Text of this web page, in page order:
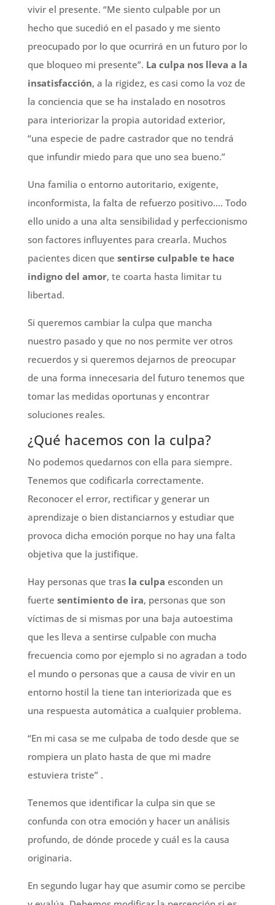
vivir el presente. “Me siento culpable por un
hecho que sucedió en el pasado y me siento
preocupado por lo que ocurrirá en un futuro por lo
que bloqueo mi presente”. La culpa nos lleva a la
insatisfacción, a la rigidez, es casi como la voz de
la conciencia que se ha instalado en nosotros
para interiorizar la propia autoridad exterior,
“una especie de padre castrador que no tendrá
que infundir miedo para que uno sea bueno.”
Una familia o entorno autoritario, exigente,
inconformista, la falta de refuerzo positivo.… Todo
ello unido a una alta sensibilidad y perfeccionismo
son factores influyentes para crearla. Muchos
pacientes dicen que sentirse culpable te hace
indigno del amor, te coarta hasta limitar tu
libertad.
Si queremos cambiar la culpa que mancha
nuestro pasado y que no nos permite ver otros
recuerdos y si queremos dejarnos de preocupar
de una forma innecesaria del futuro tenemos que
tomar las medidas oportunas y encontrar
soluciones reales.
¿Qué hacemos con la culpa?
No podemos quedarnos con ella para siempre.
Tenemos que codificarla correctamente.
Reconocer el error, rectificar y generar un
aprendizaje o bien distanciarnos y estudiar que
provoca dicha emoción porque no hay una falta
objetiva que la justifique.
Hay personas que tras la culpa esconden un
fuerte sentimiento de ira, personas que son
víctimas de si mismas por una baja autoestima
que les lleva a sentirse culpable con mucha
frecuencia como por ejemplo si no agradan a todo
el mundo o personas que a causa de vivir en un
entorno hostil la tiene tan interiorizada que es
una respuesta automática a cualquier problema.
“En mi casa se me culpaba de todo desde que se
rompiera un plato hasta de que mi madre
estuviera triste” .
Tenemos que identificar la culpa sin que se
confunda con otra emoción y hacer un análisis
profundo, de dónde procede y cuál es la causa
originaria.
En segundo lugar hay que asumir como se percibe